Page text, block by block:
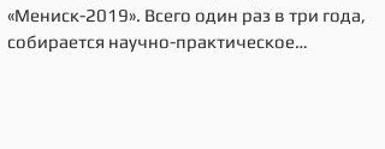
«Мениск-2019». Всего один раз в три года,
собирается научно-практическое